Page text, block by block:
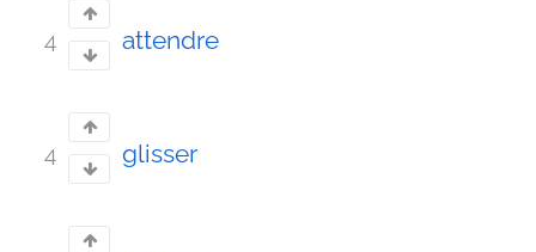
4 attendre
4 glisser